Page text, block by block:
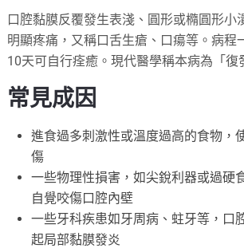
口腔黏膜反覆發生表淺、圓形或橢圓形小
明顯疼痛，又稱口舌生瘡、口瘍等。病程
10天可自行痊癒。現代醫學稱本病為「復
常見成因
進食過多刺激性或溫度過高的食物，
傷
一些物理性損害，如尖銳利器或過硬
自覺咬傷口腔內壁
一些牙科疾患如牙周病、蛀牙等，口
起局部黏膜發炎